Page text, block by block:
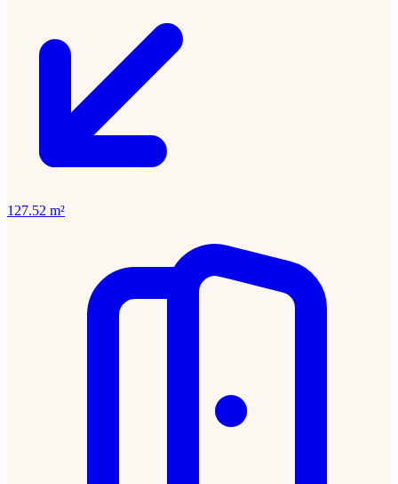
127.52 m²